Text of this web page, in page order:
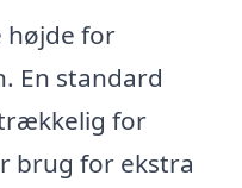
højde for
En standard
for
brug for ekstra